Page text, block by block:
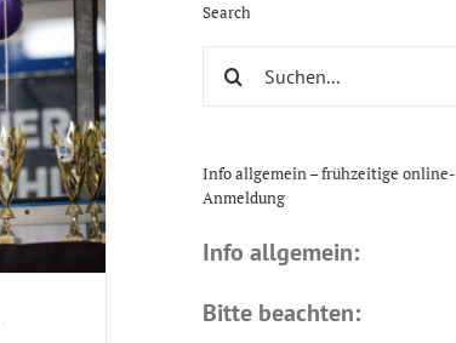
Search
Suche
Info allgemein – frühzeitige online-
Anmeldung
Info allgemein:
Bitte beachten: